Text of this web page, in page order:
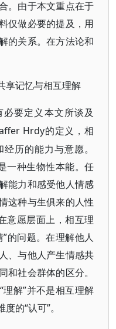
。由于本文重点在于
仅做必要的提及，用
的关系。在方法论和
享记忆与相互理解
要定义本文所谈及
Hrdy的定义，相
历的能力与意愿。
一种生物性本能。任
能力和感受他人情感
这种与生俱来的人性
意愿层面上，相互理
的问题。在理解他人
、与他人产生情感共
和社会群体的区分。
解”并不是相互理解
的“认可”。